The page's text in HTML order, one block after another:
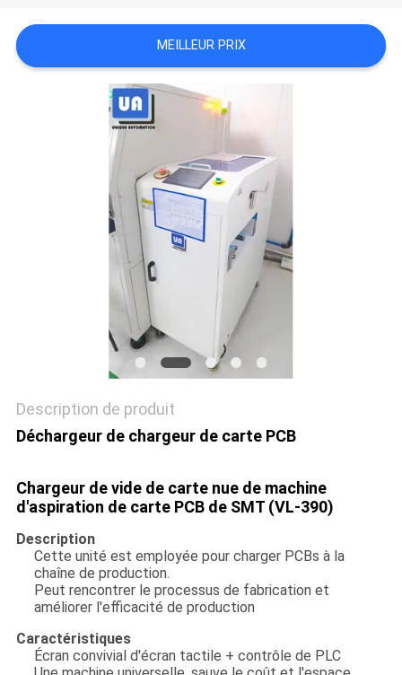
VR
MEILLEUR PRIX
Description de produit
Déchargeur de chargeur de carte PCB
Chargeur de vide de carte nue de machine
d'aspiration de carte PCB de SMT (VL-390)
Description
Cette unité est employée pour charger PCBs à la
chaîne de production.
Peut rencontrer le processus de fabrication et
améliorer l'efficacité de production
Caractéristiques
Écran convivial d'écran tactile + contrôle de PLC